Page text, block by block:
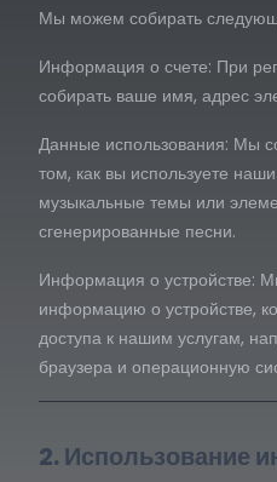
Мы можем собирать
Информация о счете: При
собирать ваше имя, адрес
Данные использования: Мы
том, как вы используете
музыкальные темы или
сгенерированные песни.
Информация о устройстве:
информацию о устройстве,
доступа к нашим услугам,
браузера и операционную
2. Использование